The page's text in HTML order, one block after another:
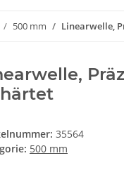
500 mm Linearwelle,
35564
500 mm